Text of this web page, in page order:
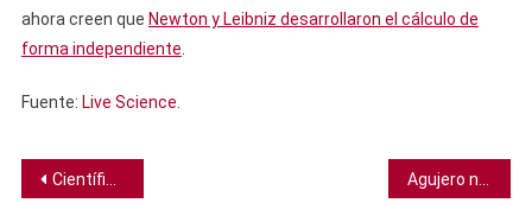
ahora creen que Newton y Leibniz desarrollaron el cálculo de
forma independiente
Fuente: Live Science
Navegación
Científicos revelan lo que sucede en nuestro cerebro cuando leemos